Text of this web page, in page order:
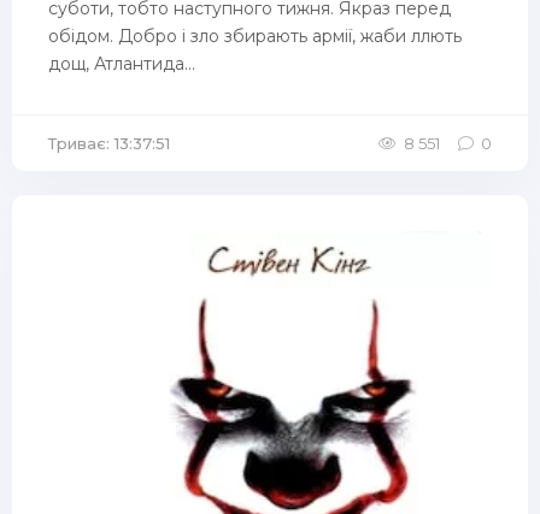
суботи, тобто наступного тижня. Якраз перед
обідом. Добро і зло збирають армії, жаби ллють
дощ, Атлантида...
Триває: 13:37:51 8 551 0